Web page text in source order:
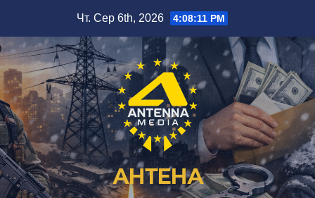
вмісту
Чт. Сер 6th, 2026 4:08:12 PM
АНТЕНА